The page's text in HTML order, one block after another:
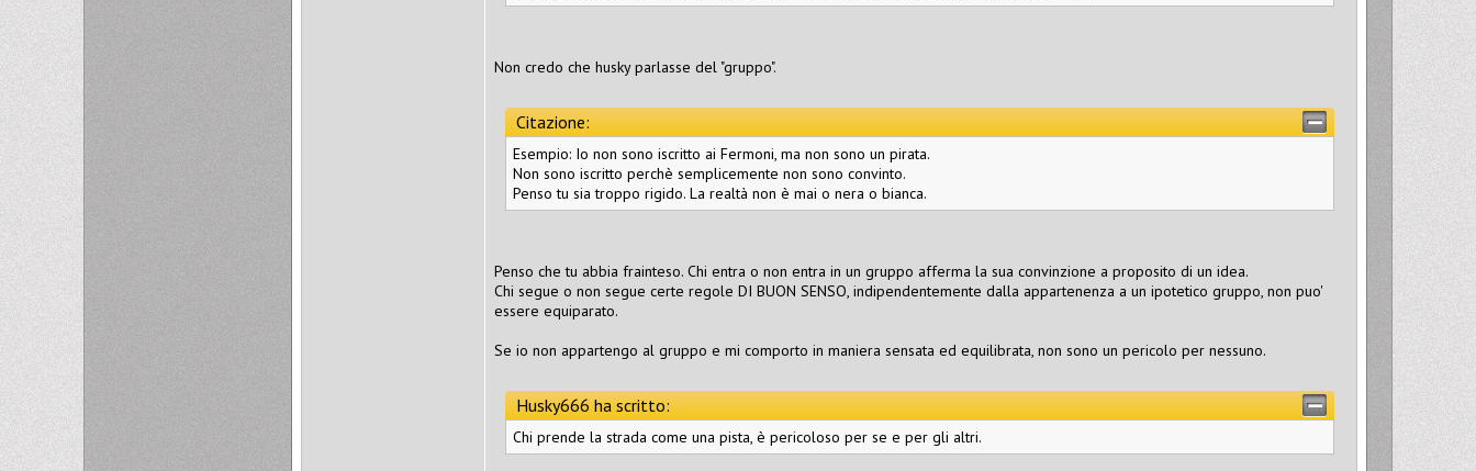
Non credo che husky parlasse del "gruppo".
Citazione:
Esempio: Io non sono iscritto ai Fermoni, ma non sono un pirata.
Non sono iscritto perchè semplicemente non sono convinto.
Penso tu sia troppo rigido. La realtà non è mai o nera o bianca.
Penso che tu abbia frainteso. Chi entra o non entra in un gruppo afferma la sua convinzione a proposito di un idea.
Chi segue o non segue certe regole DI BUON SENSO, indipendentemente dalla appartenenza a un ipotetico gruppo, non puo'
essere equiparato.
Se io non appartengo al gruppo e mi comporto in maniera sensata ed equilibrata, non sono un pericolo per nessuno.
Husky666 ha scritto:
Chi prende la strada come una pista, è pericoloso per se e per gli altri.